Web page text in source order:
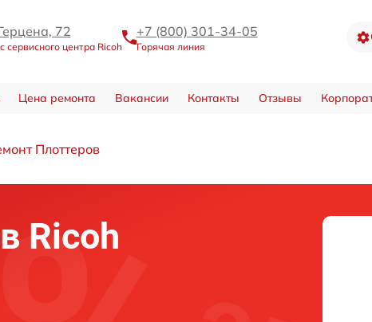
72
сервисного центра Ricoh
+7 (800) 301-34-05
Горячая линия
Цена ремонта Вакансии Контакты Отзывы
Плоттеров
Ricoh